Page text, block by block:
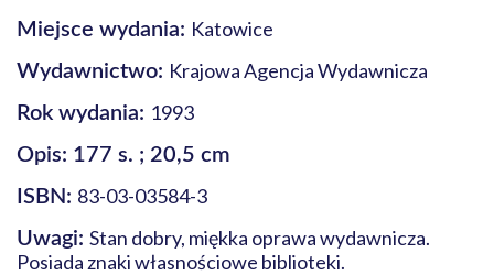
Miejsce wydania: Katowice
Wydawnictwo: Krajowa Agencja Wydawnicza
Rok wydania: 1993
Opis: 177 s. ; 20,5 cm
ISBN: 83-03-03584-3
Uwagi: Stan dobry, miękka oprawa wydawnicza.
Posiada znaki własnościowe biblioteki.